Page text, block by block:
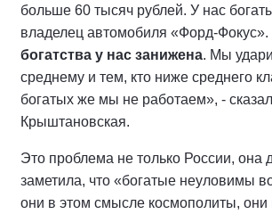
больше 60 тысяч рублей. У нас
владелец автомобиля «Форд-Фокус».
богатства у нас занижена. Мы
среднему и тем, кто ниже среднего
богатых же мы не работаем», -
Крыштановская.
Это проблема не только России, она
заметила, что «богатые неуловимы
они в этом смысле космополиты, они